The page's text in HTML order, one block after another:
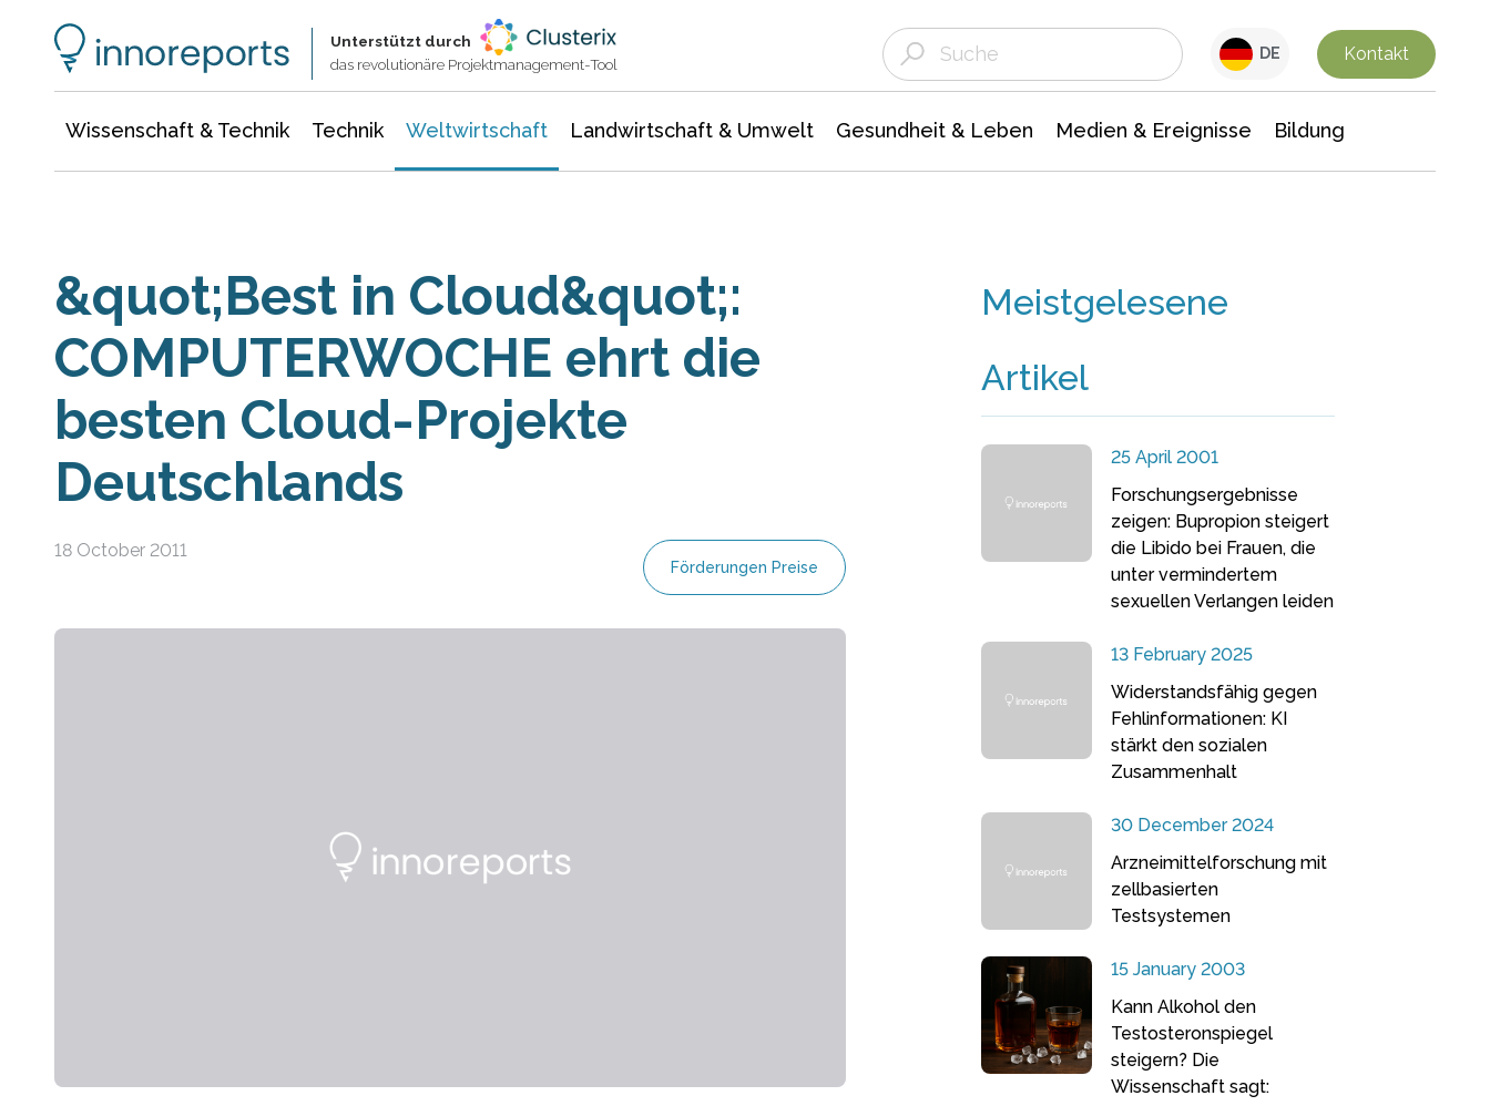
Unterstützt durch
das revolutionäre Projektmanagement-Tool
DE Kontakt
Wissenschaft & Technik Technik Weltwirtschaft Landwirtschaft & Umwelt Gesundheit & Leben Medien & Ereignisse Bildung
&quot;Best in Cloud&quot;:
COMPUTERWOCHE ehrt die
besten Cloud-Projekte
Deutschlands
18 October 2011
Förderungen Preise
Meistgelesene
Artikel
25 April 2001
Forschungsergebnisse
zeigen: Bupropion steigert
die Libido bei Frauen, die
unter vermindertem
sexuellen Verlangen leiden
13 February 2025
Widerstandsfähig gegen
Fehlinformationen: KI
stärkt den sozialen
Zusammenhalt
30 December 2024
Arzneimittelforschung mit
zellbasierten
Testsystemen
15 January 2003
Kann Alkohol den
Testosteronspiegel
steigern? Die
Wissenschaft sagt: